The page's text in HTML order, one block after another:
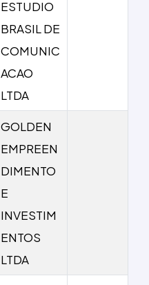
ESTUDIO
BRASIL DE
COMUNIC
ACAO
LTDA
GOLDEN
EMPREEN
DIMENTO
E
INVESTIM
ENTOS
LTDA